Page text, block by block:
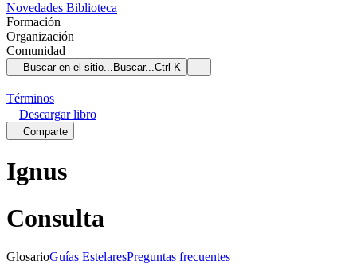
Novedades Biblioteca
Formación
Organización
Comunidad
Buscar en el sitio... Buscar...Ctrl K
Términos
Descargarlibro
Comparte
Ignus
Consulta
GlosarioGuías EstelaresPreguntas frecuentes